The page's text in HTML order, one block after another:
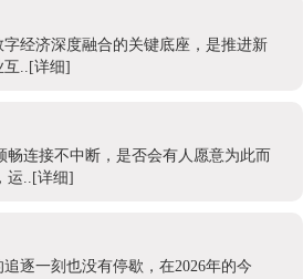
经济深度融合的关键底座，是推进新
互.. [详细]
连接不中断，是否会有人愿意为此而
运..[详细]
逐一刻也没有停歇，在2026年的今